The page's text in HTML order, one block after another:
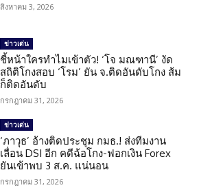
สิงหาคม 3, 2026
ข่าวเด่น
ชี้หน้าใครทำไมเข้าตัว! ‘โจ มณฑานี’ งัด
สถิติโกงสอบ ‘โรม’ ยัน จ.ติดอันดับโกง ส้ม
ก็ติดอันดับ
กรกฎาคม 31, 2026
ข่าวเด่น
‘ภาวุธ’ อ้างติดประชุม กมธ.! ส่งทีมงาน
เลื่อน DSI อีก คดีฉ้อโกง-ฟอกเงิน Forex
ยันเข้าพบ 3 ส.ค. แน่นอน
กรกฎาคม 31, 2026